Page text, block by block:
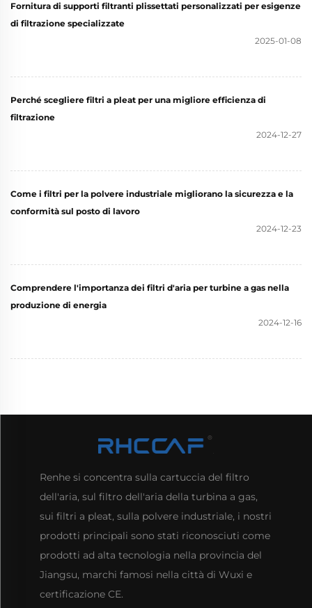
Fornitura di supporti filtranti plissettati personalizzati per esigenze
di filtrazione specializzate
2025-01-08
Perché scegliere filtri a pleat per una migliore efficienza di
filtrazione
2024-12-27
Come i filtri per la polvere industriale migliorano la sicurezza e la
conformità sul posto di lavoro
2024-12-23
Comprendere l'importanza dei filtri d'aria per turbine a gas nella
produzione di energia
2024-12-16
Renhe si concentra sulla cartuccia del filtro
dell'aria, sul filtro dell'aria della turbina a gas,
sui filtri a pleat, sulla polvere industriale, i nostri
prodotti principali sono stati riconosciuti come
prodotti ad alta tecnologia nella provincia del
Jiangsu, marchi famosi nella città di Wuxi e
certificazione CE.